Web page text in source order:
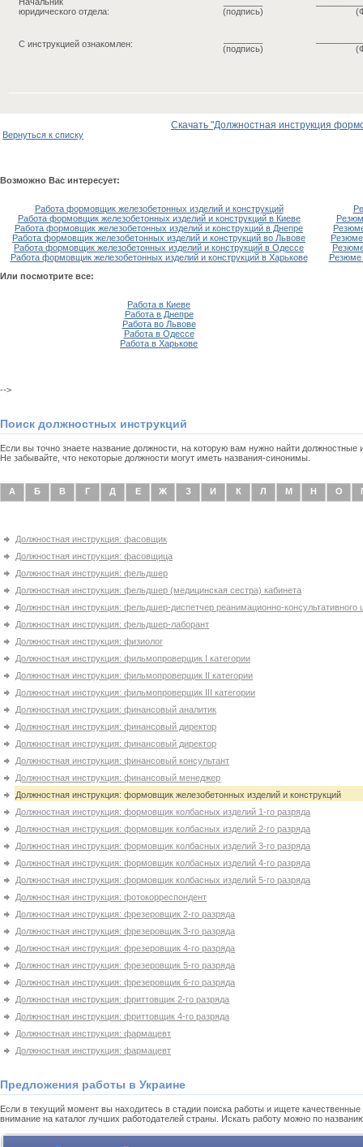
юридического отдела:
(подпись)
С инструкцией ознакомлен:
(подпись)
Вернуться к списку
Скачать "Должностная инструкция
Возможно Вас интересует:
Работа формовщик железобетонных изделий и конструкций
Работа формовщик железобетонных изделий и конструкций в Киеве
Работа формовщик железобетонных изделий и конструкций в Днепре
Работа формовщик железобетонных изделий и конструкций во Львове
Работа формовщик железобетонных изделий и конструкций в Одессе
Работа формовщик железобетонных изделий и конструкций в Харькове
Резюме
Или посмотрите все:
Работа в Киеве
Работа в Днепре
Работа во Львове
Работа в Одессе
Работа в Харькове
-->
Поиск должностных инструкций
Если вы точно знаете название должности, на которую вам нужно найти
Не забывайте, что некоторые должности могут иметь названия-синонимы.
А Б В Г Д Е Ж З И К Л М Н О
Должностная инструкция: фасовщик
Должностная инструкция: фасовщица
Должностная инструкция: фельдшер
Должностная инструкция: фельдшер (медицинская сестра) кабинета
Должностная инструкция: фельдшер-диспетчер реанимационно-консультативного
Должностная инструкция: фельдшер-лаборант
Должностная инструкция: физиолог
Должностная инструкция: фильмопроверщик I категории
Должностная инструкция: фильмопроверщик IІ категории
Должностная инструкция: фильмопроверщик IІІ категории
Должностная инструкция: финансовый аналитик
Должностная инструкция: финансовый директор
Должностная инструкция: финансовый директор
Должностная инструкция: финансовый консультант
Должностная инструкция: финансовый менеджер
Должностная инструкция: формовщик железобетонных изделий и конструкций
Должностная инструкция: формовщик колбасных изделий 1-го разряда
Должностная инструкция: формовщик колбасных изделий 2-го разряда
Должностная инструкция: формовщик колбасных изделий 3-го разряда
Должностная инструкция: формовщик колбасных изделий 4-го разряда
Должностная инструкция: формовщик колбасных изделий 5-го разряда
Должностная инструкция: фотокорреспондент
Должностная инструкция: фрезеровщик 2-го разряда
Должностная инструкция: фрезеровщик 3-го разряда
Должностная инструкция: фрезеровщик 4-го разряда
Должностная инструкция: фрезеровщик 5-го разряда
Должностная инструкция: фрезеровщик 6-го разряда
Должностная инструкция: фриттовщик 2-го разряда
Должностная инструкция: фриттовщик 4-го разряда
Должностная инструкция: фармацевт
Должностная инструкция: фармацевт
Предложения работы в Украине
Если в текущий момент вы находитесь в стадии поиска работы и ищете
внимание на каталог лучших работодателей страны. Искать работу можно по